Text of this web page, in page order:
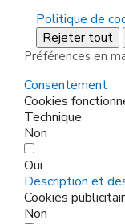
Politique de
Rejeter tout
Préférences en
Consentement
Cookies
Technique
Non
Oui
Description et
Cookies
Non